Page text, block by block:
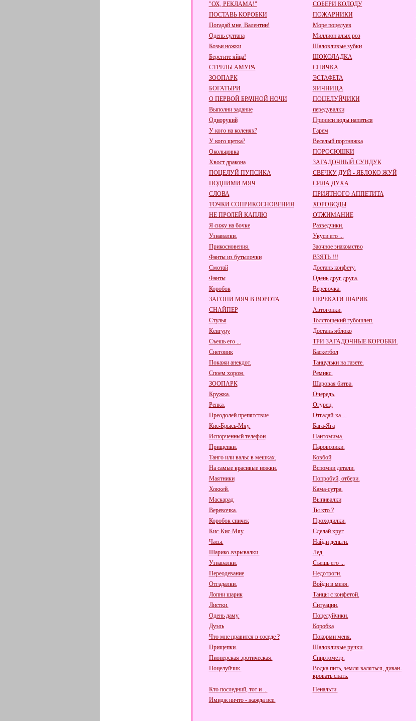
"ОХ, РЕКЛАМА!"
СОБЕРИ КОЛОДУ
ПОСТАВЬ КОРОБКИ
ПОЖАРНИКИ
Погадай мне, Валентин!
Море поцелуев
Одень султана
Миллион алых роз
Козьи ножки
Шаловливые зубки
Берегите яйца!
ШОКОЛАДКА
СТРЕЛЫ АМУРА
СПИЧКА
ЗООПАРК
ЭСТАФЕТА
БОГАТЫРИ
ЯИЧНИЦА
О ПЕРВОЙ БРАЧНОЙ НОЧИ
ПОЦЕЛУЙЧИКИ
Выполни задание
передувалки
Однорукий
Приниси воды напиться
У кого на коленях?
Гарем
У кого щетка?
Веселый портняжка
Окольцовка
ПОРОСЮШКИ
Хвост дракона
ЗАГАДОЧНЫЙ СУНДУК
ПОЦЕЛУЙ ПУПСИКА
СВЕЧКУ ДУЙ - ЯБЛОКО ЖУЙ
ПОДНИМИ МЯЧ
СИЛА ДУХА
СЛОВА
ПРИЯТНОГО АППЕТИТА
ТОЧКИ СОПРИКОСНОВЕНИЯ
ХОРОВОДЫ
НЕ ПРОЛЕЙ КАПЛЮ
ОТЖИМАНИЕ
Я сижу на бочке
Разведчики.
Узнавалки.
Укуси его ...
Прикосновения.
Заочное знакомство
Фанты из бутылочки
ВЗЯТЬ !!!
Смотай
Достань конфету.
Фанты
Одень друг друга.
Коробок
Веревочка.
ЗАГОНИ МЯЧ В ВОРОТА
ПЕРЕКАТИ ШАРИК
СНАЙПЕР
Автогонки.
Стулья
Толстощекий губошлеп.
Кенгуру
Достань яблоко
Съешь его ...
ТРИ ЗАГАДОЧНЫЕ КОРОБКИ.
Снеговик
Баскетбол
Покажи анекдот.
Танцульки на газете.
Споем хором.
Ремикс.
ЗООПАРК
Шаровая битва.
Кружка.
Очередь.
Репка.
Огурец.
Преодолей препятствие
Отгадай-ка ...
Кис-Брысь-Мяу.
Бага-Яга
Испорченный телефон
Пантомима.
Прищепки.
Паровозики.
Танго или вальс в мешках.
Ковбой
На самые красивые ножки.
Вспомни детали.
Маятники
Попробуй, отбери.
Хоккей.
Кама-сутра.
Маскарад
Выпивалки
Веревочка.
Ты кто ?
Коробок спичек
Проходилки.
Кис-Кис-Мяу.
Сделай круг
Часы.
Найди деньги.
Шарико-взрывалки.
Лед.
Узнавалки.
Съешь его ...
Переодевание
Недотроги.
Отгадалки.
Войди в меня.
Лопни шарик
Танцы с конфетой.
Листки.
Ситуации.
Одень даму.
Поцелуйчики.
Дуэль
Коробка
Что мне нравится в соседе ?
Покорми меня.
Прищепки.
Шаловливые ручки.
Пионерская эротическая.
Спиртометр.
Поцелуйчик.
Водка пить, земля валяться, диван-
кровать спать.
Кто последний, тот и ...
Пенальти.
Имидж ничто - жажда все.